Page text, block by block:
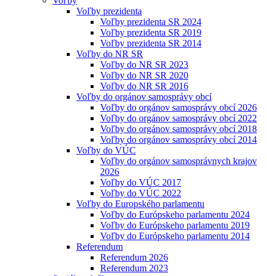
Voľby prezidenta
Voľby prezidenta SR 2024
Voľby prezidenta SR 2019
Voľby prezidenta SR 2014
Voľby do NR SR
Voľby do NR SR 2023
Voľby do NR SR 2020
Voľby do NR SR 2016
Voľby do orgánov samosprávy obcí
Voľby do orgánov samosprávy obcí 2026
Voľby do orgánov samosprávy obcí 2022
Voľby do orgánov samosprávy obcí 2018
Voľby do orgánov samosprávy obcí 2014
Voľby do VÚC
Voľby do orgánov samosprávnych krajov
2026
Voľby do VÚC 2017
Voľby do VÚC 2022
Voľby do Europského parlamentu
Voľby do Európskeho parlamentu 2024
Voľby do Európskeho parlamentu 2019
Voľby do Európskeho parlamentu 2014
Referendum
Referendum 2026
Referendum 2023